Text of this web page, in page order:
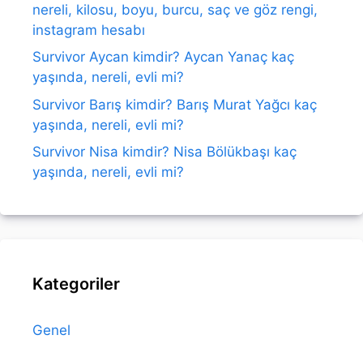
nereli, kilosu, boyu, burcu, saç ve göz rengi,
instagram hesabı
Survivor Aycan kimdir? Aycan Yanaç kaç
yaşında, nereli, evli mi?
Survivor Barış kimdir? Barış Murat Yağcı kaç
yaşında, nereli, evli mi?
Survivor Nisa kimdir? Nisa Bölükbaşı kaç
yaşında, nereli, evli mi?
Kategoriler
Genel